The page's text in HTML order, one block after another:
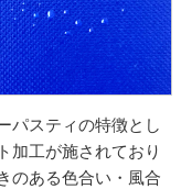
パスティの特徴とし
加工が施されており
のある色合い・風合